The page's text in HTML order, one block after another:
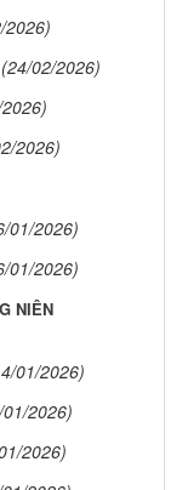
2026)
(24/02/2026)
2026)
01/2026)
01/2026)
NIÊN
01/2026)
2026)
2026)